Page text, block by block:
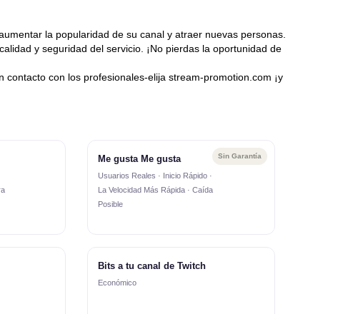
la popularidad de su canal y atraer nuevas personas.
y seguridad del servicio. ¡No pierdas la oportunidad de
con los profesionales-elija stream-promotion.com ¡y
Sin Garantía
Me gusta Me gusta
Usuarios Reales · Inicio Rápido ·
La Velocidad Más Rápida · Caída
Posible
Bits a tu canal de Twitch
Económico